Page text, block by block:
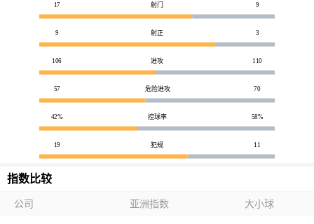
17 射门 9
9 射正 3
106 进攻 110
57 危险进攻 70
42% 控球率 58%
19 犯规 11
指数比较
公司 亚洲指数 大小球